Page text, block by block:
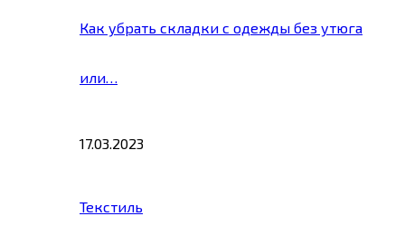
Как убрать складки с одежды без утюга
или…
17.03.2023
Текстиль